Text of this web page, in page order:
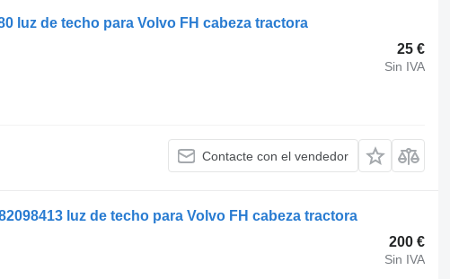
luz de techo para Volvo FH cabeza tractora
25 €
Sin IVA
Contacte con el vendedor
luz de techo para Volvo FH cabeza tractora
200 €
Sin IVA